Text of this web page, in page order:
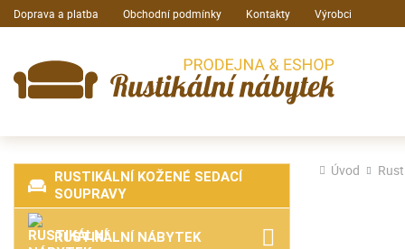
Doprava a platba Obchodní podmínky Kontakty Výrobci
RUSTIKÁLNÍ KOŽENÉ SEDACÍ
SOUPRAVY
RUSTIKÁLNÍ NÁBYTEK
Úvod